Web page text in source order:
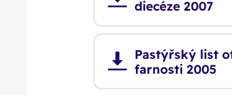
diecéze 2007
Pastýřský list
farnosti 2005